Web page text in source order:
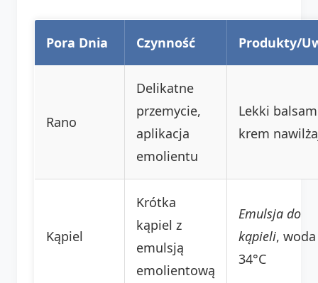
Pora Dnia Czynność Produkty/
Rano
Delikatne
przemycie,
aplikacja
emolientu
Lekki
krem
Kąpiel
Krótka
kąpiel z
emulsją
emolientową
Emulsja do
kąpieli,
34°C